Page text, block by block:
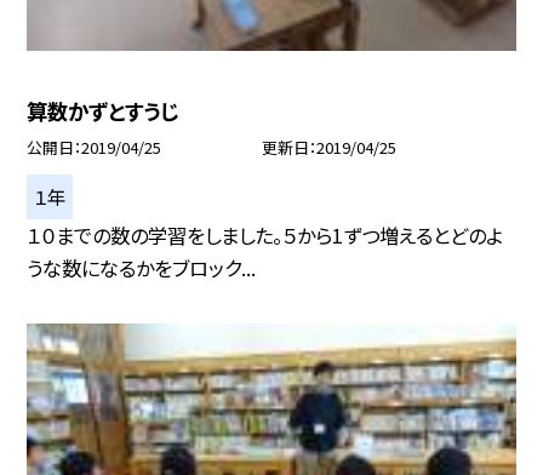
算数かずとすうじ
公開日 2019/04/25 更新日 2019/04/25
１年
１０までの数の学習をしました。５から1ずつ増えるとどのよ
うな数になるかをブロック...